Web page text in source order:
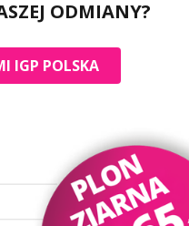
ODMIANY?
IGP POLSKA